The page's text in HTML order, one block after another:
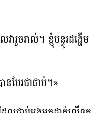
ចរាល់។ ខ្ញុំបន្ធូរដង្ហើម
បែរជាជាប់។»